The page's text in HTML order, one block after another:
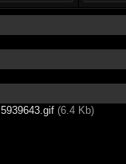
5939643.gif (6.4 Kb)